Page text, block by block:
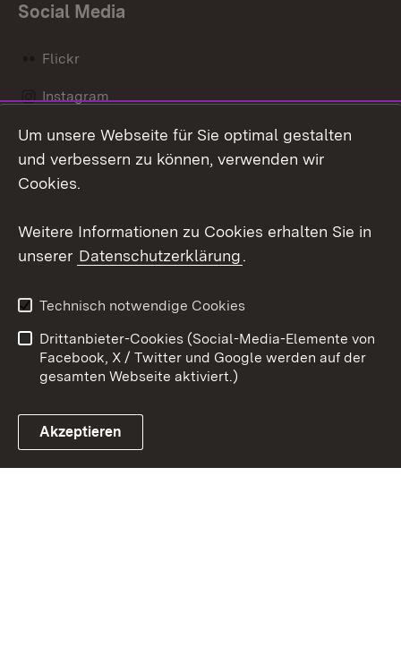
Social Media
Flickr
Instagram
Social Wall
Link zum Landesportal
Barrierefreiheit
Benutzungshinweise
Impressum
Cookies
Um unsere Webseite für Sie optimal gestalten
und verbessern zu können, verwenden wir
Cookies.
Weitere Informationen zu Cookies erhalten Sie in
unserer Datenschutzerklärung.
Technisch notwendige Cookies
Drittanbieter-Cookies (Social-Media-Elemente von
Facebook, X / Twitter und Google werden auf der
gesamten Webseite aktiviert.)
Akzeptieren